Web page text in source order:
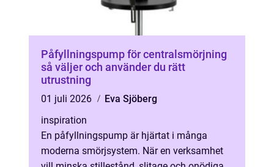
Påfyllningspump för centralsmörjning
så väljer och använder du rätt
utrustning
01 juli 2026
Eva Sjöberg
inspiration
En påfyllningspump är hjärtat i många
moderna smörjsystem. När en verksamhet